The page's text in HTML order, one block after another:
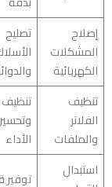
إصلاح
المشكلات
الكهربائية
تصليح
تنظيف
الفلاتر
والملفات
تنظيف
الأداء
استبدال